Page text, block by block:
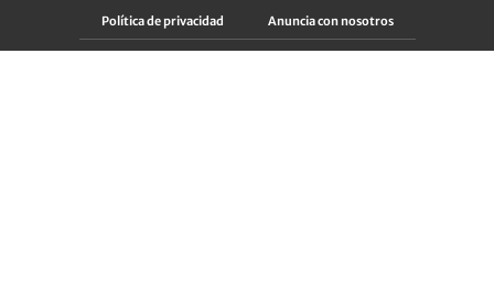
Política de privacidad Anuncia con nosotros